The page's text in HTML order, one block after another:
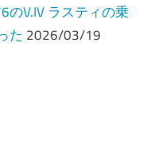
のV.IV ラスティの乗
た 2026/03/19